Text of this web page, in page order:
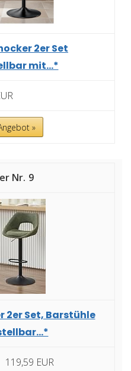
2er Set
mit...*
»
9
2er Set, Barstühle
119,59 EUR